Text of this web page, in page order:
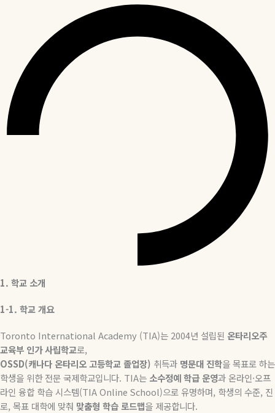
1. 학교 소개
1-1. 학교개요
Toronto International Academy (TIA)는 2004년 설립된 온타리오주
교육부 인가사립학교로,
OSSD(캐나다 온타리오고등학교 졸업장) 취득과 명문대 진학을 목표로 하는
학생을 위한 전문 국제학교입니다. TIA는 소수정예학급운영과 온라인·오프
라인 융합 학습 시스템(TIA Online School)으로 유명하며, 학생의 수준, 진
로, 목표 대학에 맞춰 맞춤형 학습 로드맵을 제공합니다.